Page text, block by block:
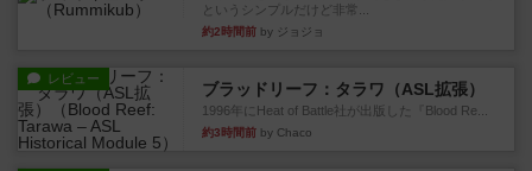
というシンプルだけど非常...
約2時間前 by ジョジョ
レビュー
ブラッドリーフ：タラワ（ASL拡張）
1996年にHeat of Battle社が出版した『Blood Re...
約3時間前 by Chaco